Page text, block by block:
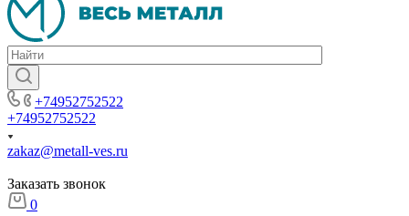
+74952752522
+74952752522
zakaz@metall-ves.ru
Заказать звонок
0